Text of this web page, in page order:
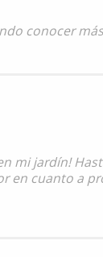
conocer más
mi jardín!
en cuanto a